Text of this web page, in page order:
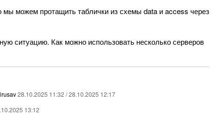
можем протащить таблички из схемы data и access через
ситуацию. Как можно использовать несколько серверов
28.10.2025 11:32 / 28.10.2025 12:17
13:12